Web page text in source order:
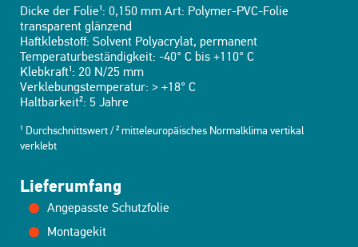
Dicke der Folie¹: 0,150 mm Art: Polymer-PVC-Folie
transparent glänzend
Haftklebstoff: Solvent Polyacrylat, permanent
Temperaturbeständigkeit: -40° C bis +110° C
Klebkraft¹: 20 N/25 mm
Verklebungstemperatur: > +18° C
Haltbarkeit²: 5 Jahre
¹ Durchschnittswert / ² mitteleuropäisches Normalklima vertikal
verklebt
Lieferumfang
Angepasste Schutzfolie
Montagekit